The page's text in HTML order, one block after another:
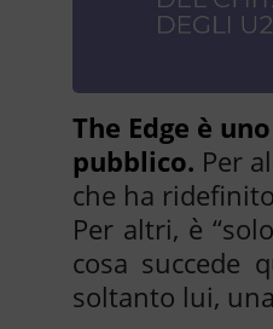
The Edge è
pubblico. Per
che ha
Per altri, è
cosa succede
soltanto lui,